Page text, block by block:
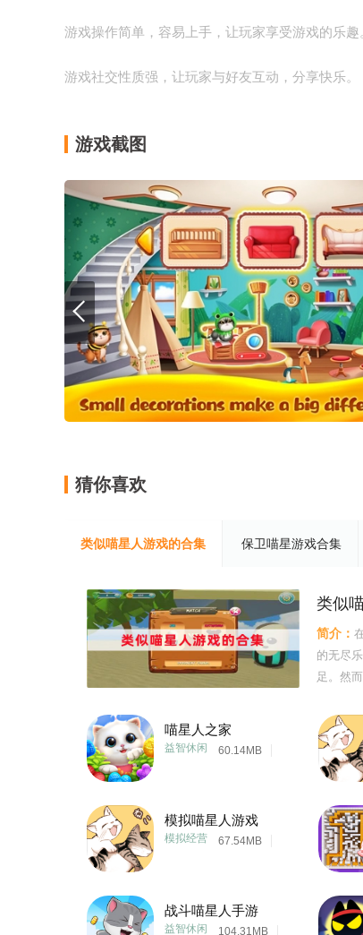
游戏操作简单，容易上手，让玩家享受游戏的乐趣
游戏社交性质强，让玩家与好友互动，分享快乐。
游戏截图
猜你喜欢
类似喵星人游戏的合集 保卫喵星游戏合集
类似
简介：
的无尽
足。然
共进，
出茅庐
喵星人之家
60.14MB
益智休闲
模拟喵星人游戏
67.54MB
模拟经营
战斗喵星人手游
104.31MB
益智休闲